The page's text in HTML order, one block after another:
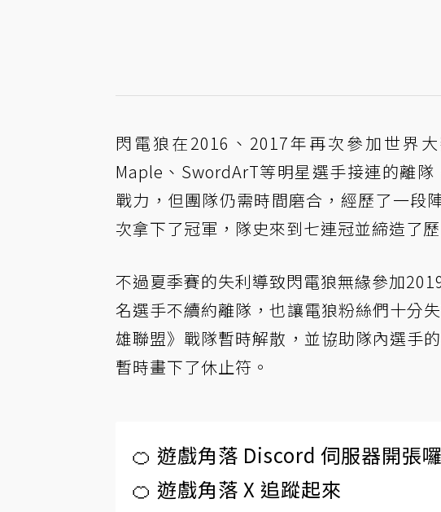
閃電狼在2016、2017年再次參加世界
Maple、SwordArT等明星選手接連的離
戰力，但團隊仍需時間磨合，經歷了一段
次拿下了冠軍，隊史來到七連冠並締造了歷
不過夏季賽的失利導致閃電狼無緣參加
名選手不續約離隊，也讓電狼粉絲們十分
雄聯盟》戰隊暫時解散，並協助隊內選手
暫時畫下了休止符。
🍊 遊戲角落 Discord 伺服器開張囉
🍊 遊戲角落 X 追蹤起來